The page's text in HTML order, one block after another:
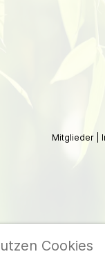
Mitglieder
Cookies